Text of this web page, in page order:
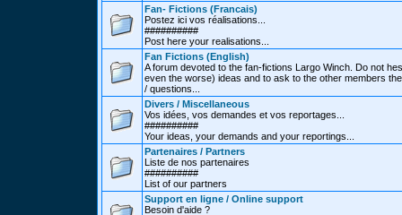
Fan- Fictions (Francais)
Postez ici vos réalisations...
##########
Post here your realisations...
Fan Fictions (English)
A forum devoted to the fan-fictions Largo Winch. Do not
even the worse) ideas and to ask to the other members
/ questions...
Divers / Miscellaneous
Vos idées, vos demandes et vos reportages...
##########
Your ideas, your demands and your reportings...
Partenaires / Partners
Liste de nos partenaires
##########
List of our partners
Support en ligne / Online support
Besoin d'aide ?